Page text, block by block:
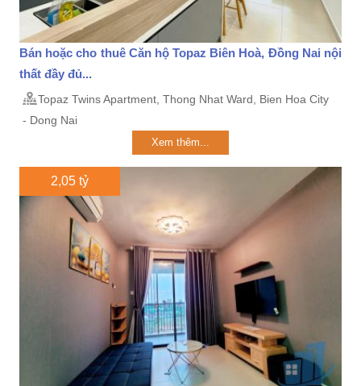
Bán hoặc cho thuê Căn hộ Topaz Biên Hoà, Đồng Nai nội
thất đầy đủ...
Topaz Twins Apartment, Thong Nhat Ward, Bien Hoa City
- Dong Nai
Xem thêm...
2,05 tỷ